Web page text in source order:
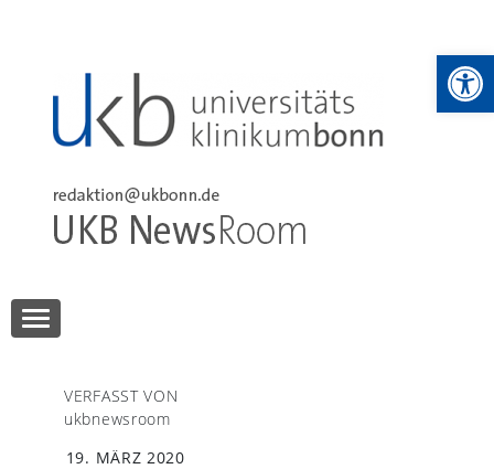
UKB NewsRoom
VERFASST VON
ukbnewsroom
19. MÄRZ 2020